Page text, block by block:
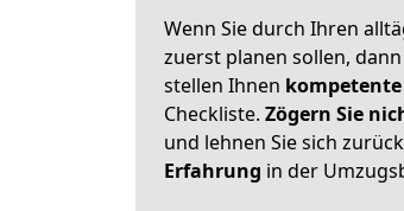
Wenn Sie durch Ihren
zuerst planen sollen,
stellen Ihnen
Checkliste. Zögern Sie
und lehnen Sie sich
Erfahrung in der